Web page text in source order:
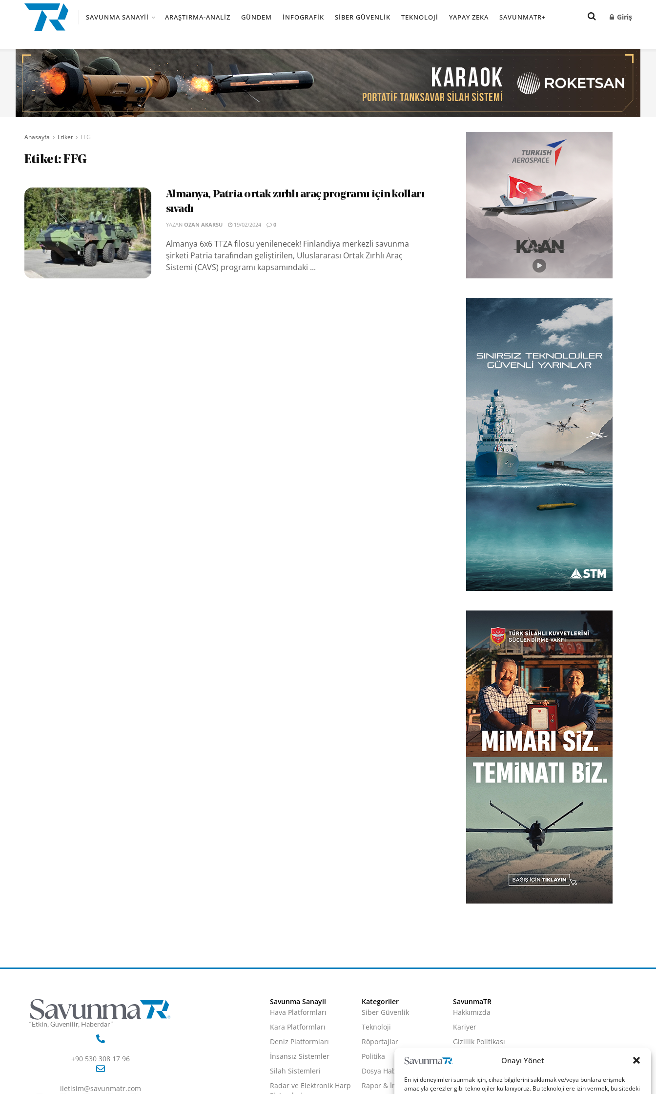
Onayı Yönet
En iyi deneyimleri sunmak için, cihaz bilgilerini saklamak ve/veya bunlara erişmek
amacıyla çerezler gibi teknolojiler kullanıyoruz. Bu teknolojilere izin vermek, bu sitedeki
SAVUNMA SANAYII ARAŞTIRMA-ANALIZ GÜNDEM İNFOGRAFIK SIBER GÜVENLIK TEKNOLOJI YAPAY ZEKA SAVUNMATR+ Giriş
Anasayfa Etiket FFG
Etiket:FFG
Almanya, Patria ortak zırhlı araç programı için kolları
sıvadı
YAZAN OZAN AKARSU 19/02/2024 0
Almanya 6x6 TTZA filosu yenilenecek! Finlandiya merkezli savunma
şirketi Patria tarafından geliştirilen, Uluslararası Ortak Zırhlı Araç
Sistemi (CAVS) programı kapsamındaki ...
“Etkin, Güvenilir, Haberdar”
+90 530 308 17 96
iletisim@savunmatr.com
Savunma Sanayii
Hava Platformları
Kara Platformları
Deniz Platformları
İnsansız Sistemler
Silah Sistemleri
Radar ve Elektronik Harp
Kategoriler
Siber Güvenlik
Teknoloji
Röportajlar
Politika
Dosya Haber
Rapor & İnfografik
SavunmaTR
Hakkımızda
Kariyer
Gizlilik Politikası